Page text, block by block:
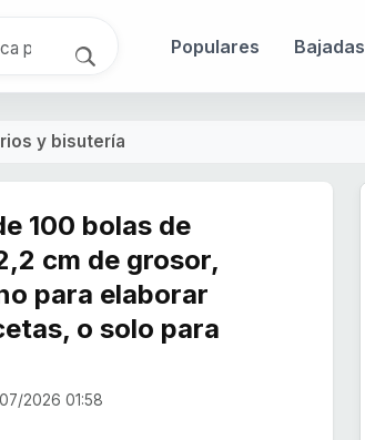
Populares Bajadas
y bisutería
100 bolas de
cm de grosor,
para elaborar
o solo para
2026 01:58